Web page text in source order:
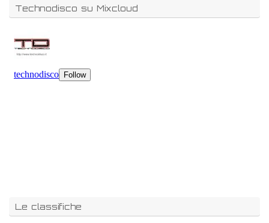
Technodisco su Mixcloud
Le classifiche